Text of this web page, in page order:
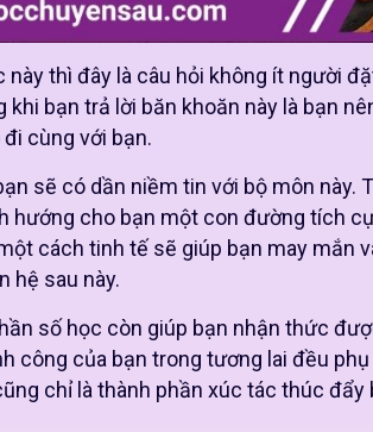
thì đây là câu hỏi không ít người
khi bạn trả lời băn khoăn này là bạn
cùng với bạn.
sẽ có dần niềm tin với bộ môn này.
hướng cho bạn một con đường tích
cách tinh tế sẽ giúp bạn may mắn
hệ sau này.
số học còn giúp bạn nhận thức
công của bạn trong tương lai đều
chỉ là thành phần xúc tác thúc đẩy